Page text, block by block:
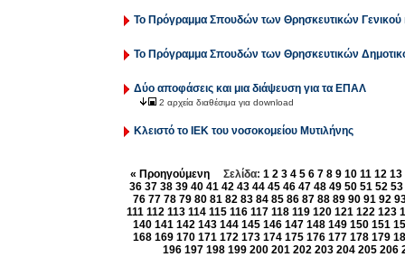
Το Πρόγραμμα Σπουδών των Θρησκευτικών Γενικού
Το Πρόγραμμα Σπουδών των Θρησκευτικών
Δύο αποφάσεις και μια διάψευση για τα ΕΠΑΛ
2 αρχεία διαθέσιμα για download
Κλειστό το ΙΕΚ του νοσοκομείου Μυτιλήνης
« ΠροηγούμενηΣελίδα: 1 2 3 4 5 6 7 8 9 10 11 12 13
36 37 38 39 40 41 42 43 44 45 46 47 48 49 50 51 52 53
76 77 78 79 80 81 82 83 84 85 86 87 88 89 90 91 92
111 112 113 114 115 116 117 118 119 120 121 122 123
140 141 142 143 144 145 146 147 148 149 150 151
168 169 170 171 172 173 174 175 176 177 178 179
196 197 198 199 200 201 202 203 204 205 206